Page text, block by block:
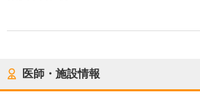
医師・施設情報